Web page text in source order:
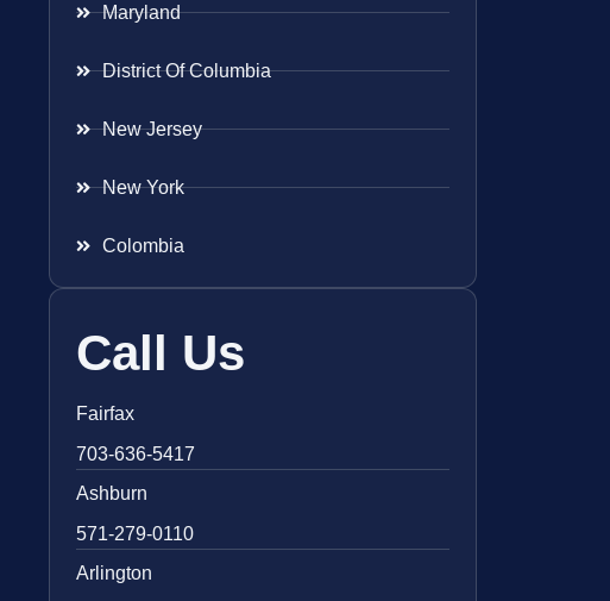
Maryland
District Of Columbia
New Jersey
New York
Colombia
Call Us
Fairfax
703-636-5417
Ashburn
571-279-0110
Arlington